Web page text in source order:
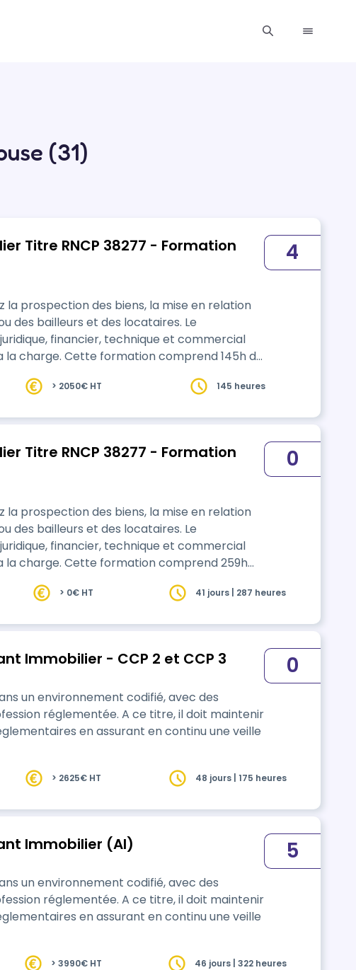
(31)
Titre RNCP 38277 - Formation
la prospection des biens, la mise en relation
bailleurs et des locataires. Le
financier, technique et commercial
formation comprend 145h de
4
> 2050€ HT 145 heures
Titre RNCP 38277 - Formation
la prospection des biens, la mise en relation
bailleurs et des locataires. Le
financier, technique et commercial
formation comprend 259h
0
> 0€ HT 41 jours | 287 heures
Immobilier - CCP 2 et CCP 3
un environnement codifié, avec des
réglementée. A ce titre, il doit maintenir
en assurant en continu une veille
0
> 2625€ HT 48 jours | 175 heures
Immobilier (AI)
un environnement codifié, avec des
réglementée. A ce titre, il doit maintenir
en assurant en continu une veille
5
> 3990€ HT 46 jours | 322 heures